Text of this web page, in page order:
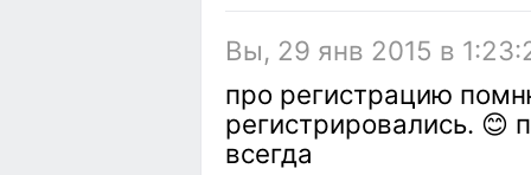
Вы, 29 янв 2015 в
про регистрацию
регистрировались. 😊
всегда